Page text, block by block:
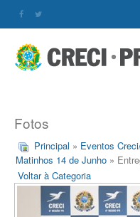
Fotos
Principal » Eventos
Matinhos 14 de Junho »
Voltar à Categoria